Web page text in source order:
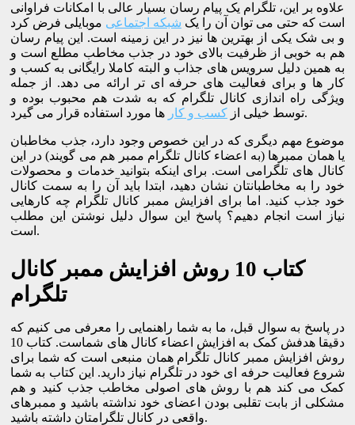
علاوه بر این، تلگرام یک پیام رسان بسیار عالی با امکانات فراوانی
است که حتی می توان آن را یک شبکه اجتماعی موبایلی فرض کرد
و بی شک یکی از بهترین ها نیز در این زمینه است. این پیام رسان
هم به خوبی از ظرفیت بالای خود در جذب مخاطب مطلع است و
به همین دلیل سرویس های جذاب و البته کاملا رایگانی به کسب و
کار ها و برای فعالیت های حرفه ای تر ارائه می دهد. از جمله
ویژگی راه اندازی کانال تلگرام که به شدت هم محبوب بوده و
توسط خیلی از کسب و کار ها مورد استفاده قرار می گیرد.
موضوع مهم دیگری که در این خصوص وجود دارد، جذب مخاطبان
یا همان ممبرها (به اعضاء کانال تلگرام ممبر هم می گویند) در این
کانال های تلگرامی است. برای اینکه بتوانید خدمات و محصولات
خود را به مخاطبانتان نشان دهید، ابتدا باید آن را به سمت کانال
خود جذب کنید. اما برای افزایش ممبر کانال تلگرام چه کارهایی
نیاز است انجام دهیم؟ پاسخ این سوال دلیل نوشتن این مطلب
است.
کتاب 10 روش افزایش ممبر کانال
تلگرام
در پاسخ به سوال قبل، ما به شما راهنمایی را معرفی می کنیم که
دقیقا هدفش کمک به افزایش اعضاء کانال های شماست. کتاب 10
روش افزایش ممبر کانال تلگرام همان منبعی است که شما برای
شروع فعالیت حرفه ای خود در تلگرام نیاز دارید. این کتاب به شما
کمک می کند هم با روش های اصولی مخاطب جذب کنید و هم
مشکلی از بابت تقلبی بودن اعضای خود نداشته باشید و ممبرهای
واقعی در کانال تلگرامتان داشته باشید.